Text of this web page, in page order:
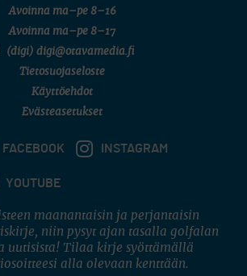
Avoinna ma–pe 8–16
Avoinna ma–pe 8–17
(digi) digi@otavamedia.fi
Tietosuojaseloste
Käyttöehdot
Evästeasetukset
FACEBOOK INSTAGRAM
YOUTUBE
maanantaisin ja perjantaisin
niin pysyt ajan tasalla golfalan
uutisista! Tilaa kirje syöttämällä
alla olevaan kenttään.